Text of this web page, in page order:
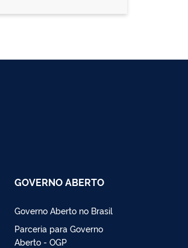
GOVERNO ABERTO
Governo Aberto no Brasil
Parceria para Governo
Aberto - OGP